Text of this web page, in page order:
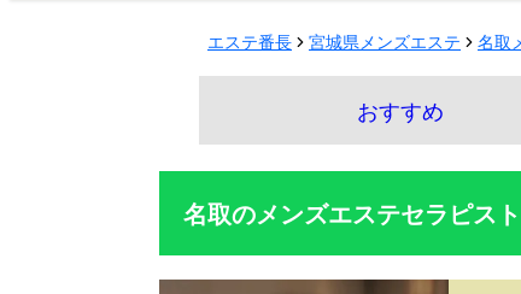
エステ番長 宮城県メンズエステ 名取
おすすめ
名取のメンズエステセラピス